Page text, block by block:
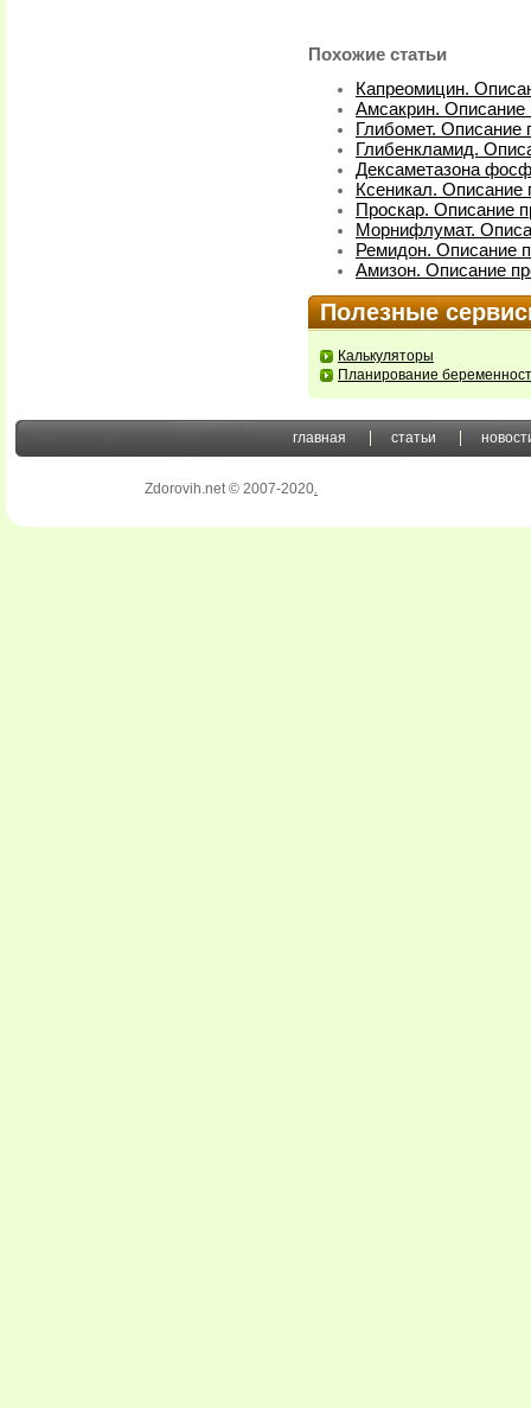
Похожие статьи
Капреомицин.
Амсакрин. Описание
Глибомет. Описание
Глибенкламид.
Дексаметазона
Ксеникал. Описание
Проскар. Описание
Морнифлумат.
Ремидон. Описание
Амизон. Описание
Полезные
Калькуляторы
Планирование
главная статьи
Zdorovih.net © 2007-2020